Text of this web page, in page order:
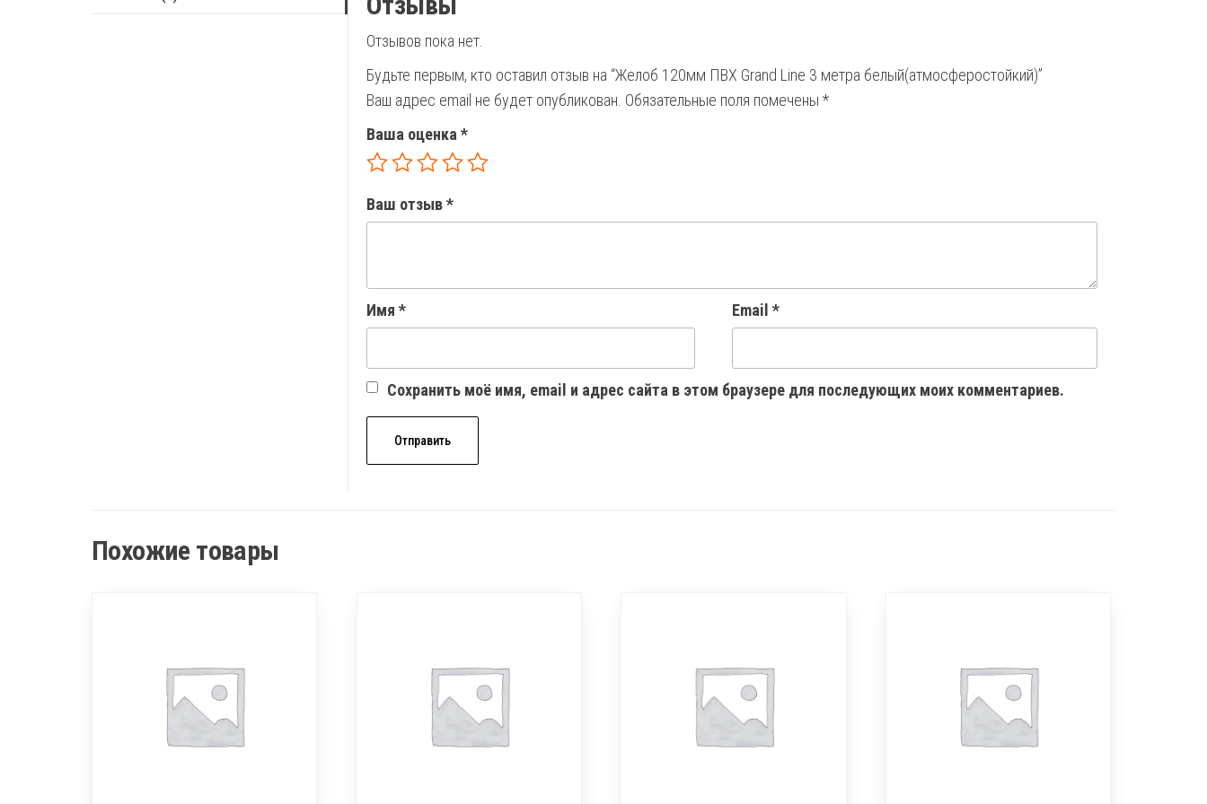
Отзывов пока нет.
Будьте первым, кто оставил отзыв на “Желоб 120мм ПВХ Grand Line 3 метра белый(атмосферостойкий)”
Ваш адрес email не будет опубликован. Обязательные поля помечены *
Ваша оценка *
Ваш отзыв*
Имя * Email *
Сохранить моё имя, email и адрес сайта в этом браузере для последующих моих комментариев.
Похожие товары